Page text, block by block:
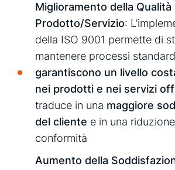
Miglioramento della Qualità
Prodotto/Servizio:
della ISO 9001 permette di
mantenere processi
garantiscono un livello
nei prodotti e nei servizi
traduce in una maggiore
del cliente e in una
conformità
Aumento della